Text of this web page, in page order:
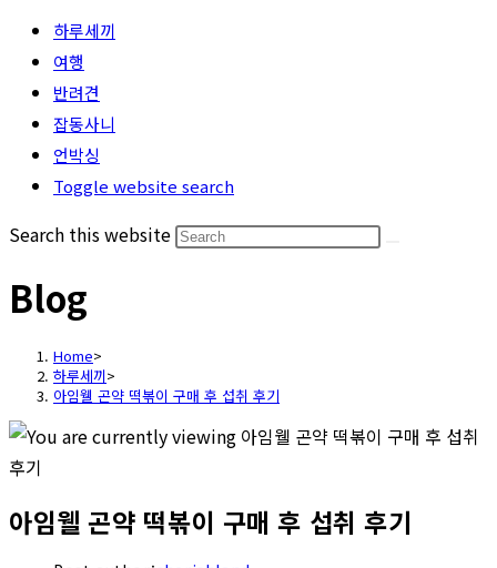
하루세끼
여행
반려견
잡동사니
언박싱
Toggle website search
Search this website
Blog
Home>
하루세끼>
아임웰 곤약 떡볶이 구매 후 섭취 후기
아임웰 곤약 떡볶이 구매 후 섭취 후기